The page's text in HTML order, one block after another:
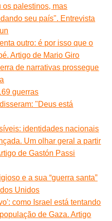
os palestinos, mas
seu país". Entrevista
outro: é por isso que o
Artigo de Mario Giro
de narrativas prossegue
guerras
"Deus está
identidades nacionais
Um olhar geral a partir
de Gastón Passi
e a sua “guerra santa”
Unidos
como Israel está tentando
de Gaza. Artigo